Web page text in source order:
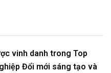
vinh danh trong Top
Đổi mới sáng tạo và